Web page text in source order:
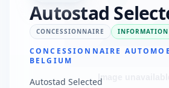
Autostad
CONCESSIONNAIRE
CONCESSIONNAIRE
BELGIUM
Autostad Selected